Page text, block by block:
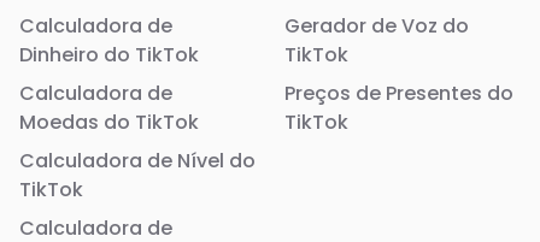
Calculadora de
Dinheiro do TikTok
Calculadora de
Moedas do TikTok
Calculadora de Nível do
TikTok
Calculadora de
Gerador de Voz do
TikTok
Preços de Presentes do
TikTok